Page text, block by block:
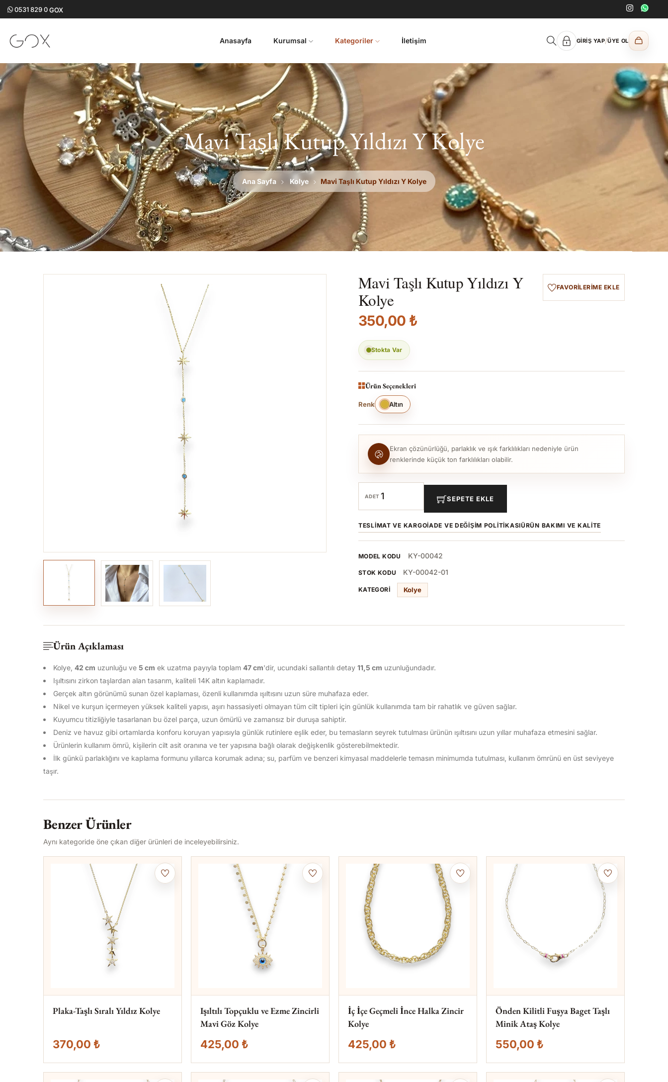
0531 829 0GOX
Anasayfa Kurumsal Kategoriler İletişim GIRIŞ YAP/ÜYE OL
Mavi Taşlı Kutup Yıldızı Y Kolye
Ana Sayfa Kolye Mavi Taşlı Kutup Yıldızı Y Kolye
Mavi Taşlı Kutup Yıldızı Y
Kolye
FAVORILERIME EKLE
350,00 ₺
Stokta Var
Ürün Seçenekleri
Renk Altın
Ekran çözünürlüğü, parlaklık ve ışık farklılıkları nedeniyle ürün
renklerinde küçük ton farklılıkları olabilir.
ADET SEPETE EKLE
TESLIMAT VE KARGOİADE VE DEĞIŞIM POLITIKASIÜRÜN BAKIMI VE KALITE
MODEL KODU KY-00042
STOK KODU KY-00042-01
KATEGORI Kolye
Ürün Açıklaması
Kolye, 42 cm uzunluğu ve 5 cm ek uzatma payıyla toplam 47cm'dir, ucundaki sallantılı detay 11,5 cm uzunluğundadır.
Işıltısını zirkon taşlardan alan tasarım, kaliteli 14K altın kaplamadır.
Gerçek altın görünümü sunan özel kaplaması, özenli kullanımda ışıltısını uzun süre muhafaza eder.
Nikel ve kurşun içermeyen yüksek kaliteli yapısı, aşırı hassasiyeti olmayan tüm cilt tipleri için günlük kullanımda tam bir rahatlık ve güven sağlar.
Kuyumcu titizliğiyle tasarlanan bu özel parça, uzun ömürlü ve zamansız bir duruşa sahiptir.
Deniz ve havuz gibi ortamlarda konforu koruyan yapısıyla günlük rutinlere eşlik eder, bu temasların seyrek tutulması ürünün ışıltısını uzun yıllar muhafaza etmesini sağlar.
Ürünlerin kullanım ömrü, kişilerin cilt asit oranına ve ter yapısına bağlı olarak değişkenlik gösterebilmektedir.
İlk günkü parlaklığını ve kaplama formunu yıllarca korumak adına; su, parfüm ve benzeri kimyasal maddelerle temasın minimumda tutulması, kullanım ömrünü en üst seviyeye
taşır.
Benzer Ürünler
Aynı kategoride öne çıkan diğer ürünleri de inceleyebilirsiniz.
Plaka-Taşlı Sıralı Yıldız Kolye
370,00 ₺
Işıltılı Topçuklu ve Ezme Zincirli
Mavi Göz Kolye
425,00 ₺
İç İçe Geçmeli İnce Halka Zincir
Kolye
425,00 ₺
Önden Kilitli Fuşya Baget Taşlı
Minik Ataş Kolye
550,00 ₺